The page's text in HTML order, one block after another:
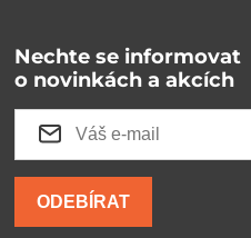
Nechte se informovat
o novinkách a akcích
ODEBÍRAT